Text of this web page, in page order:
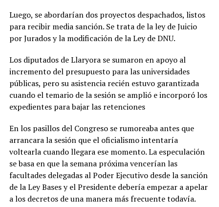
Luego, se abordarían dos proyectos despachados, listos
para recibir media sanción. Se trata de la ley de Juicio
por Jurados y la modificación de la Ley de DNU.
Los diputados de Llaryora se sumaron en apoyo al
incremento del presupuesto para las universidades
públicas, pero su asistencia recién estuvo garantizada
cuando el temario de la sesión se amplió e incorporó los
expedientes para bajar las retenciones
En los pasillos del Congreso se rumoreaba antes que
arrancara la sesión que el oficialismo intentaría
voltearla cuando llegara ese momento. La especulación
se basa en que la semana próxima vencerían las
facultades delegadas al Poder Ejecutivo desde la sanción
de la Ley Bases y el Presidente debería empezar a apelar
a los decretos de una manera más frecuente todavía.